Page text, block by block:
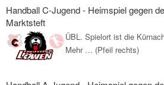
Handball C-Jugend - Heimspiel gegen
Marktsteft
ÜBL. Spielort ist die
Mehr … (Pfeil rechts)